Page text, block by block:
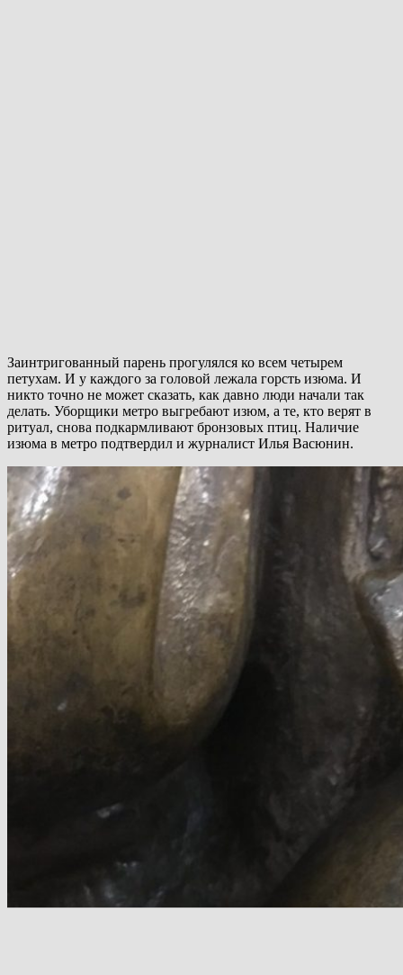
Заинтригованный парень прогулялся ко всем четырем
петухам. И у каждого за головой лежала горсть изюма. И
никто точно не может сказать, как давно люди начали так
делать. Уборщики метро выгребают изюм, а те, кто верят в
ритуал, снова подкармливают бронзовых птиц. Наличие
изюма в метро подтвердил и журналист Илья Васюнин.